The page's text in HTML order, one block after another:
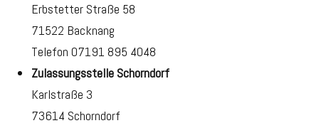
Erbstetter Straße 58
71522 Backnang
Telefon 07191 895 4048
Zulassungsstelle Schorndorf
Karlstraße 3
73614 Schorndorf